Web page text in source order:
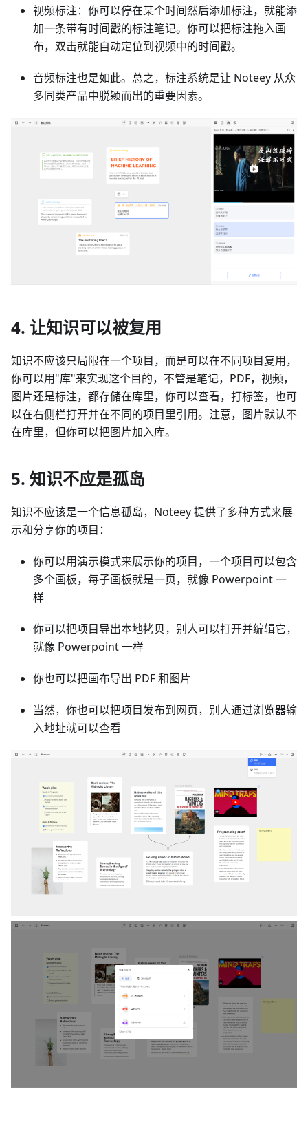
视频标注：你可以停在某个时间然后添加标注，就能添
加一条带有时间戳的标注笔记。你可以把标注拖入画
布，双击就能自动定位到视频中的时间戳。
音频标注也是如此。总之，标注系统是让 Noteey 从众
多同类产品中脱颖而出的重要因素。
4. 让知识可以被复用
知识不应该只局限在一个项目，而是可以在不同项目复用，
你可以用"库"来实现这个目的，不管是笔记，PDF，视频，
图片还是标注，都存储在库里，你可以查看，打标签，也可
以在右侧栏打开并在不同的项目里引用。注意，图片默认不
在库里，但你可以把图片加入库。
5. 知识不应是孤岛
知识不应该是一个信息孤岛，Noteey 提供了多种方式来展
示和分享你的项目：
你可以用演示模式来展示你的项目，一个项目可以包含
多个画板，每子画板就是一页，就像 Powerpoint 一
样
你可以把项目导出本地拷贝，别人可以打开并编辑它，
就像 Powerpoint 一样
你也可以把画布导出 PDF 和图片
当然，你也可以把项目发布到网页，别人通过浏览器输
入地址就可以查看